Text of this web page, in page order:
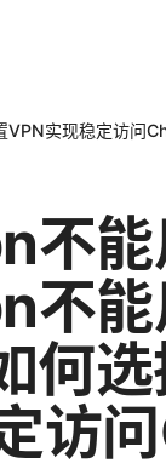
实现稳定访问
能
能
何
访